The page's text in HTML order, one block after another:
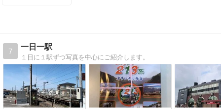
7
一日一駅
１日に１駅ずつ写真を中心にご紹介します。